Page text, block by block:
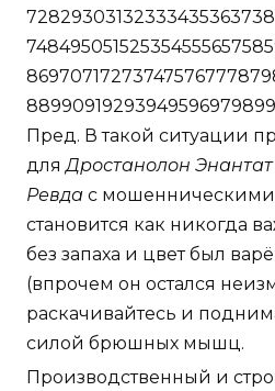
Пред. В такой ситуации
дляДростанолон
Ревда с
становится как никогда
без запаха и цвет был
(впрочем он остался
раскачивайтесь и
силой брюшных мышц.
Производственный и